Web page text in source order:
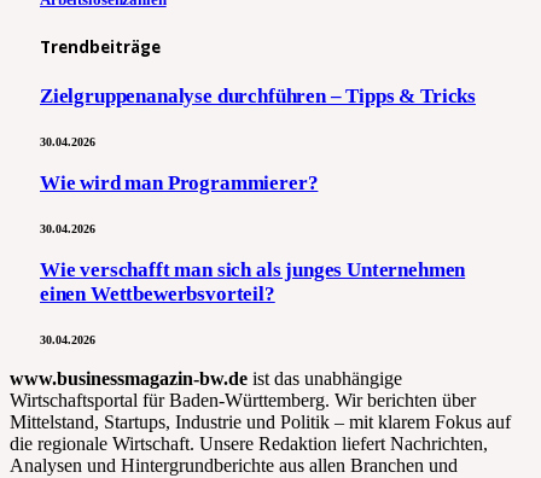
Trendbeiträge
Zielgruppenanalyse durchführen – Tipps & Tricks
30.04.2026
Wie wird man Programmierer?
30.04.2026
Wie verschafft man sich als junges Unternehmen
einen Wettbewerbsvorteil?
30.04.2026
www.businessmagazin-bw.de ist das unabhängige
Wirtschaftsportal für Baden-Württemberg. Wir berichten über
Mittelstand, Startups, Industrie und Politik – mit klarem Fokus auf
die regionale Wirtschaft. Unsere Redaktion liefert Nachrichten,
Analysen und Hintergrundberichte aus allen Branchen und